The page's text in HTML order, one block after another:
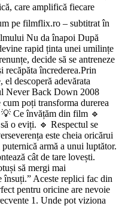
care amplifică fiecare
pe filmflix.ro – subtitrat în
Nu da înapoi După
rapid ținta unei umilințe
decide să se antreneze
recăpăta încrederea.Prin
descoperă adevărata
Never Back Down 2008
poți transforma durerea
Ce învățăm din film 🔹
o eviți. 🔹 Respectul se
este cheia oricărui
armă a unui luptător.
cât de tare lovești.
să mergi mai
însuți.” Aceste replici fac din
pentru oricine are nevoie
1. Unde pot viziona